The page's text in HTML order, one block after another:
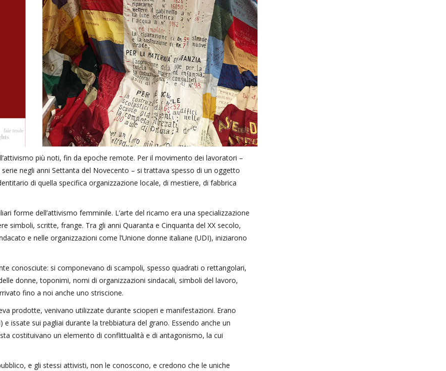
più noti, fin da epoche remote. Per il movimento dei lavoratori –
negli anni Settanta del Novecento – si trattava spesso di un oggetto
di quella specifica organizzazione locale, di mestiere, di fabbrica
forme dell’attivismo femminile. L’arte del ricamo era una specializzazione
simboli, scritte, frange. Tra gli anni Quaranta e Cinquanta del XX secolo,
e nelle organizzazioni come l’Unione donne italiane (UDI), iniziarono
conosciute: si componevano di scampoli, spesso quadrati o rettangolari,
donne, toponimi, nomi di organizzazioni sindacali, simboli del lavoro,
fino a noi anche uno striscione.
prodotte, venivano utilizzate durante scioperi e manifestazioni. Erano
issate sui pagliai durante la trebbiatura del grano. Essendo anche un
costituivano un elemento di conflittualità e di antagonismo, la cui
e gli stessi attivisti, non le conoscono, e credono che le uniche